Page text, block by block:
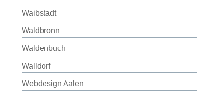
Waibstadt
Waldbronn
Waldenbuch
Walldorf
Webdesign Aalen